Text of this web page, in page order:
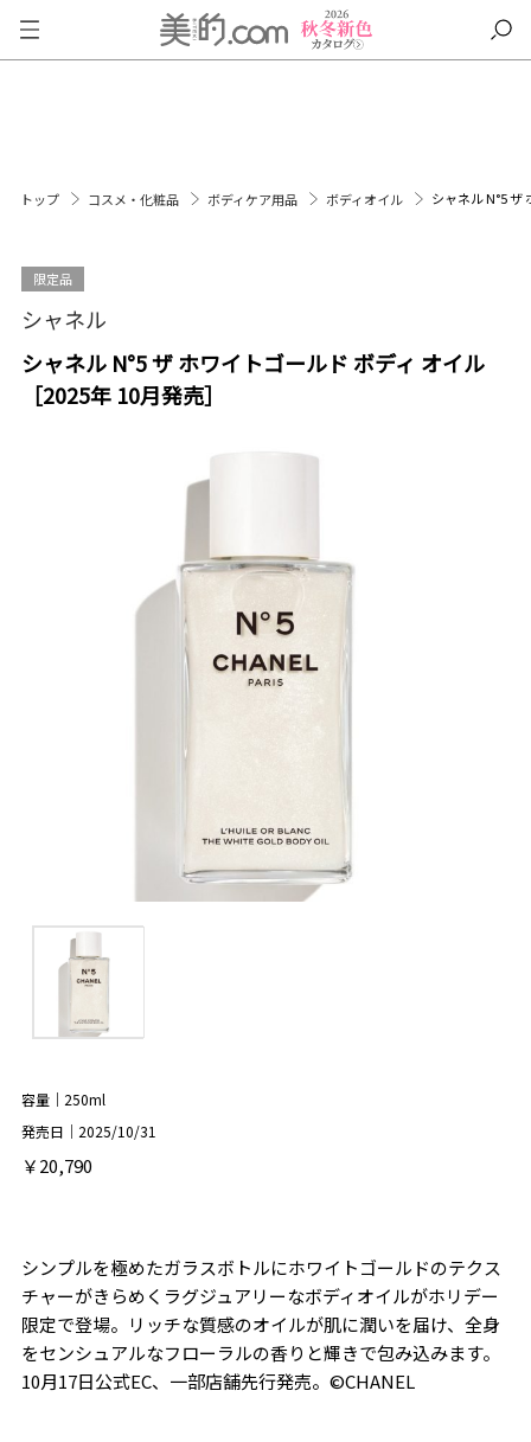
トップ コスメ・化粧品 ボディケア用品 ボディオイル シャネル N°5 ザ
限定品
シャネル
シャネル N°5 ザ ホワイトゴールド ボディ オイル
［2025年 10月発売］
容量｜250ml
発売日｜2025/10/31
￥20,790
シンプルを極めたガラスボトルにホワイトゴールドのテクス
チャーがきらめくラグジュアリーなボディオイルがホリデー
限定で登場。リッチな質感のオイルが肌に潤いを届け、全身
をセンシュアルなフローラルの香りと輝きで包み込みます。
10月17日公式EC、一部店舗先行発売。©CHANEL